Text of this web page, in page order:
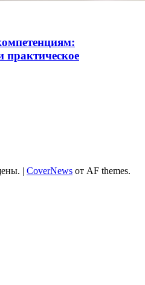
практическое
| CoverNews от AF themes.